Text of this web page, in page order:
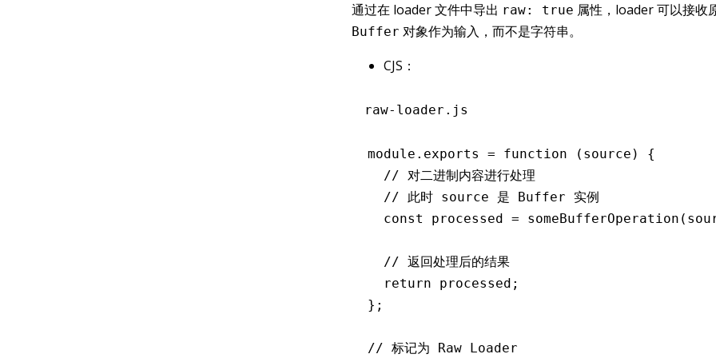
通过在 loader 文件中导出 raw: true 属性，loader 可以接收
Buffer 对象作为输入，而不是字符串。
CJS：
raw-loader.js
module . exports = function (source) {
  // 对二进制内容进行处理
  // 此时 source 是 Buffer 实例
  const
processed = someBufferOperation
  // 返回处理后的结果
  return
processed;
};
// 标记为 Raw Loader